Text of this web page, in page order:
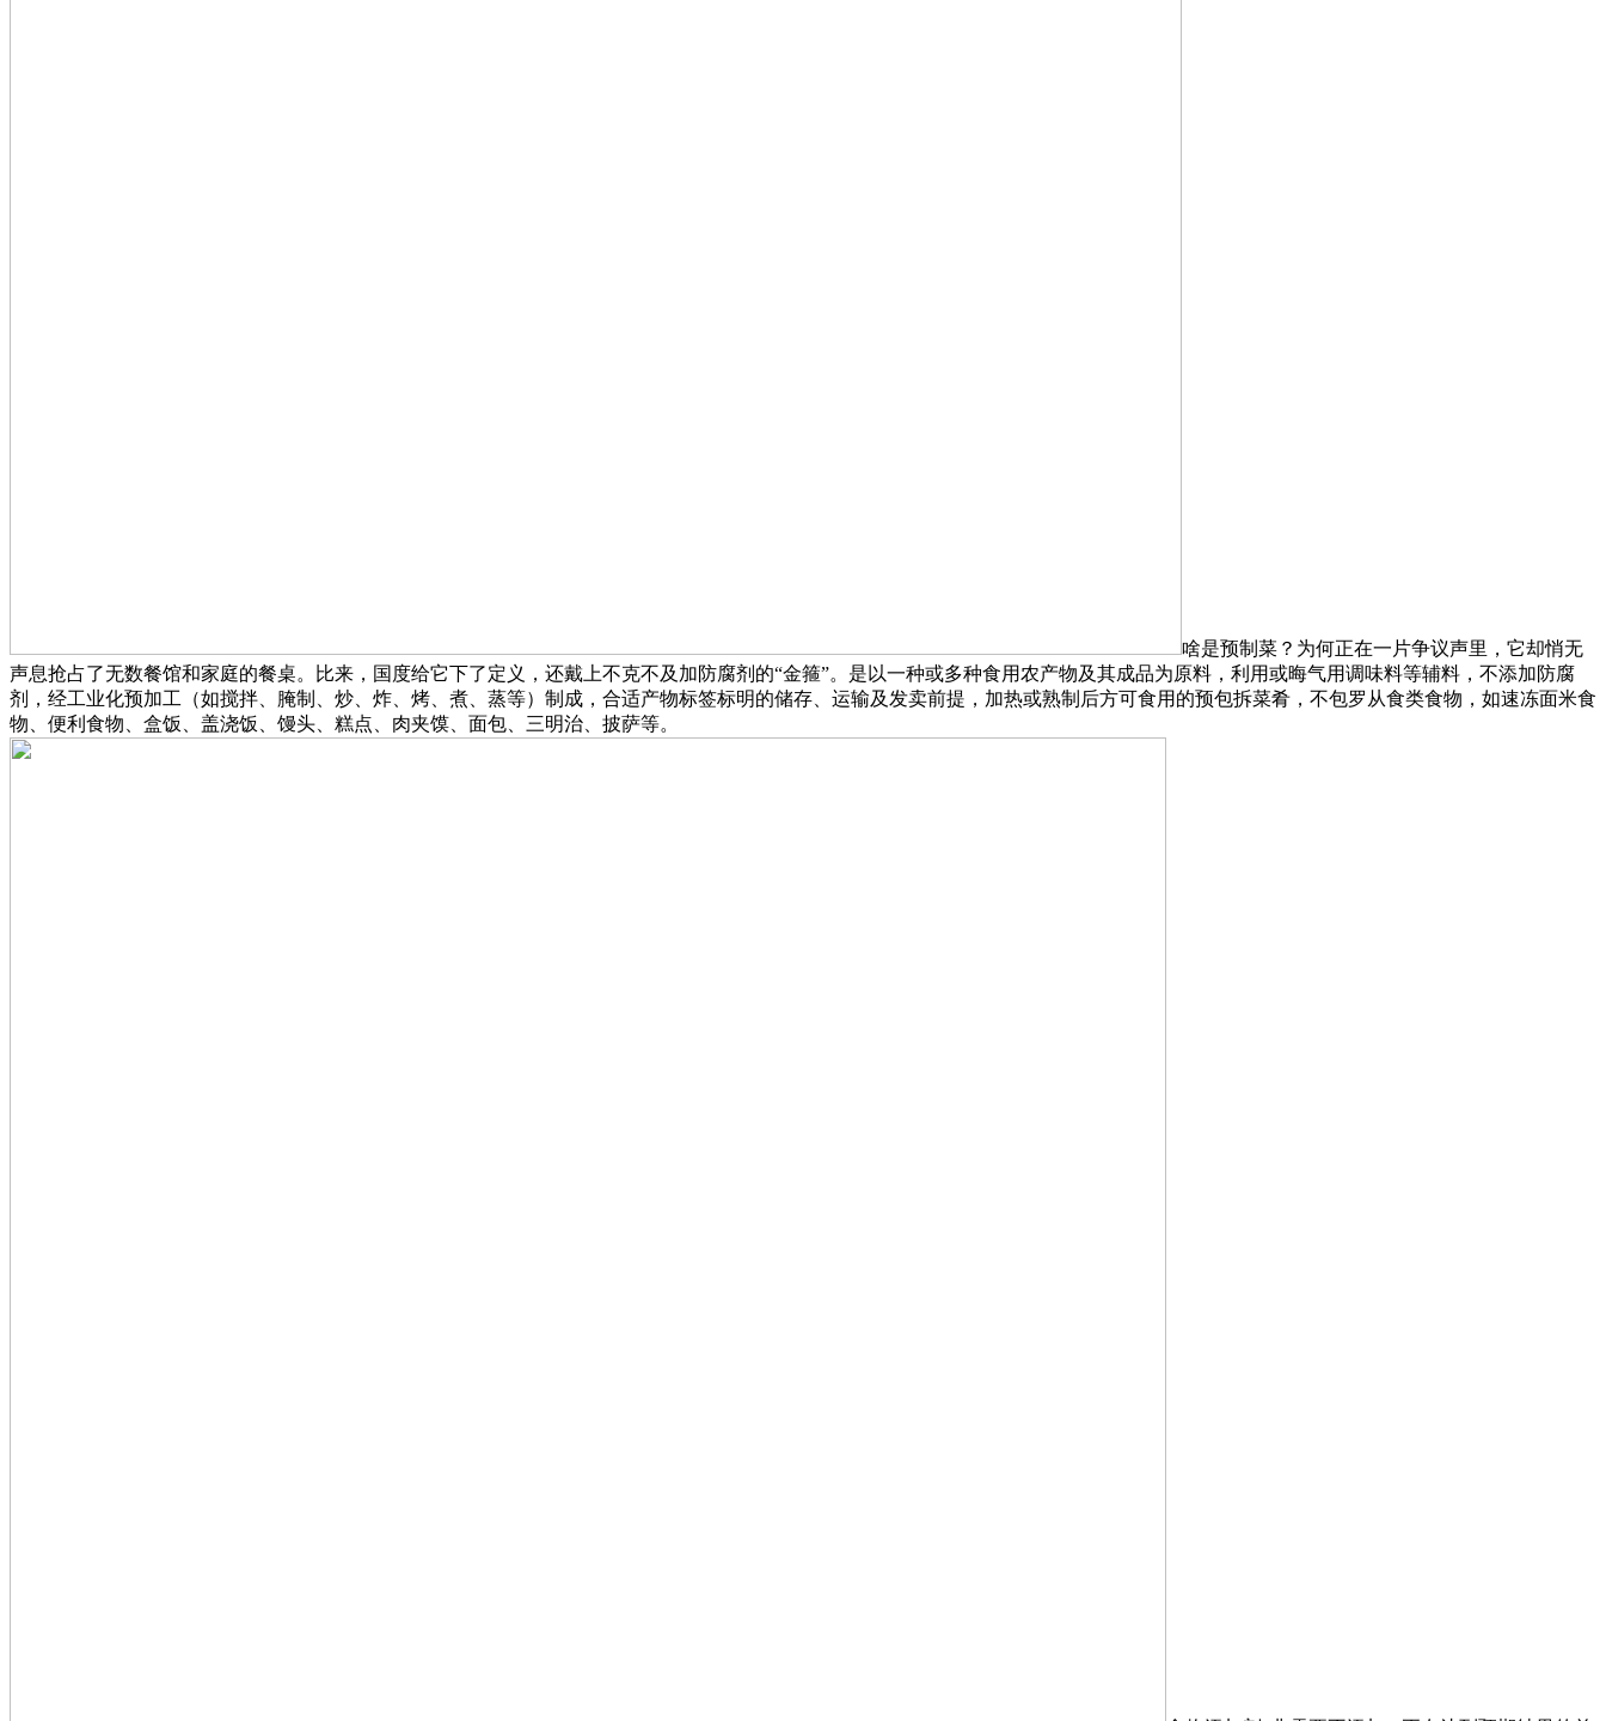
啥是预制菜？为何正在一片争议声里，它却悄无
声息抢占了无数餐馆和家庭的餐桌。比来，国度给它下了定义，还戴上不克不及加防腐剂的“金箍”。是以一种或多种食用农产物及其成品为原料，利用或晦气用调味料等辅料，不添加防腐
剂，经工业化预加工（如搅拌、腌制、炒、炸、烤、煮、蒸等）制成，合适产物标签标明的储存、运输及发卖前提，加热或熟制后方可食用的预包拆菜肴，不包罗从食类食物，如速冻面米食
物、便利食物、盒饭、盖浇饭、馒头、糕点、肉夹馍、面包、三明治、披萨等。